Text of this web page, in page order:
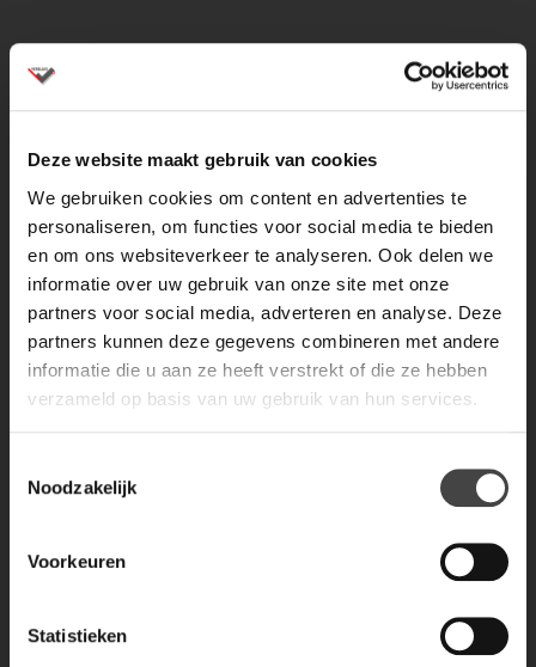
Deze website maakt gebruik van cookies
We gebruiken cookies om content en advertenties te
personaliseren, om functies voor social media te bieden
en om ons websiteverkeer te analyseren. Ook delen we
informatie over uw gebruik van onze site met onze
partners voor social media, adverteren en analyse. Deze
partners kunnen deze gegevens combineren met andere
informatie die u aan ze heeft verstrekt of die ze hebben
verzameld op basis van uw gebruik van hun services.
Noodzakelijk
Voorkeuren
Statistieken